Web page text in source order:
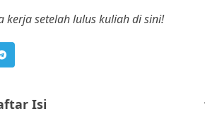
kerja setelah lulus kuliah di sini!
Isi